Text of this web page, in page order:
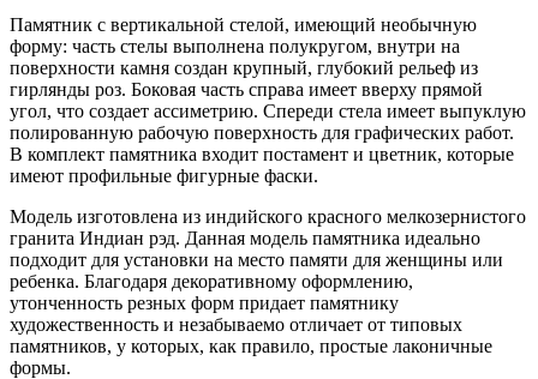
Памятник с вертикальной стелой, имеющий необычную
форму: часть стелы выполнена полукругом, внутри на
поверхности камня создан крупный, глубокий рельеф из
гирлянды роз. Боковая часть справа имеет вверху прямой
угол, что создает ассиметрию. Спереди стела имеет выпуклую
полированную рабочую поверхность для графических работ.
В комплект памятника входит постамент и цветник, которые
имеют профильные фигурные фаски.
Модель изготовлена из индийского красного мелкозернистого
гранита Индиан рэд. Данная модель памятника идеально
подходит для установки на место памяти для женщины или
ребенка. Благодаря декоративному оформлению,
утонченность резных форм придает памятнику
художественность и незабываемо отличает от типовых
памятников, у которых, как правило, простые лаконичные
формы.